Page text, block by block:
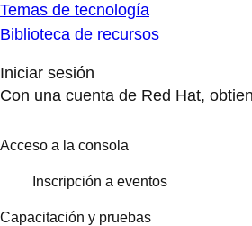
Temas de tecnología
Biblioteca de recursos
Iniciar sesión
Con una cuenta de Red Hat,
Acceso a la consola
Inscripción a eventos
Capacitación y pruebas